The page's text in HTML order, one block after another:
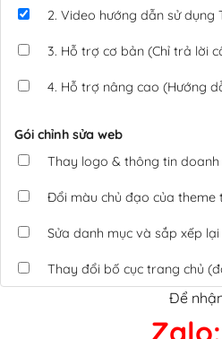
2. Video hướng dẫn sử
3. Hỗ trợ cơ bản (Chỉ trả lời
4. Hỗ trợ nâng cao (Hướng
Gói chỉnh sửa web
Thay logo & thông tin doanh
Đổi màu chủ đạo của theme
Sửa danh mục và sắp xếp
Thay đổi bố cục trang chủ
Tích hợp thanh toán QR
Để